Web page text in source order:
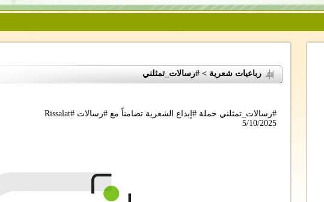
رباعيات شعرية > #رسالات_تمثلني
#رسالات_تمثلني حملة #إبداع الشعرية تضامناً مع #رسالات #Rissalat
5/10/2025